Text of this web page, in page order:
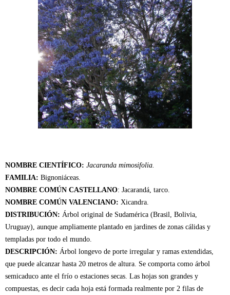
NOMBRE CIENTÍFICO: Jacaranda mimosifolia.
FAMILIA: Bignoniáceas.
NOMBRE COMÚN CASTELLANO: Jacarandá, tarco.
NOMBRE COMÚN VALENCIANO: Xicandra.
DISTRIBUCIÓN: Árbol original de Sudamérica (Brasil, Bolivia,
Uruguay), aunque ampliamente plantado en jardines de zonas cálidas y
templadas por todo el mundo.
DESCRIPCIÓN: Árbol longevo de porte irregular y ramas extendidas,
que puede alcanzar hasta 20 metros de altura. Se comporta como árbol
semicaduco ante el frío o estaciones secas. Las hojas son grandes y
compuestas, es decir cada hoja está formada realmente por 2 filas de